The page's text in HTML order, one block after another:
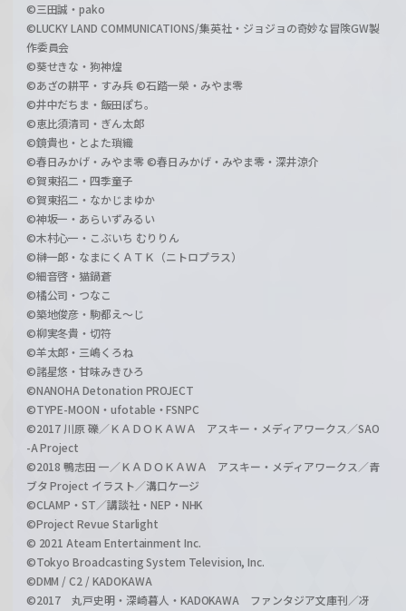
©三田誠・pako
©LUCKY LAND COMMUNICATIONS/集英社・ジョジョの奇妙な冒険GW製
作委員会
©葵せきな・狗神煌
©あざの耕平・すみ兵 ©石踏一榮・みやま零
©井中だちま・飯田ぽち。
©恵比須清司・ぎん太郎
©鏡貴也・とよた瑣織
©春日みかげ・みやま零 ©春日みかげ・みやま零・深井涼介
©賀東招二・四季童子
©賀東招二・なかじまゆか
©神坂一・あらいずみるい
©木村心一・こぶいち むりりん
©榊一郎・なまにくＡＴＫ（ニトロプラス）
©細音啓・猫鍋蒼
©橘公司・つなこ
©築地俊彦・駒都え～じ
©柳実冬貴・切符
©羊太郎・三嶋くろね
©諸星悠・甘味みきひろ
©NANOHA Detonation PROJECT
©TYPE-MOON・ufotable・FSNPC
©2017 川原 礫／ＫＡＤＯＫＡＷＡ アスキー・メディアワークス／SAO
-A Project
©2018 鴨志田 一／ＫＡＤＯＫＡＷＡ アスキー・メディアワークス／青
ブタ Project イラスト／溝口ケージ
©CLAMP・ST／講談社・NEP・NHK
©Project Revue Starlight
© 2021 Ateam Entertainment Inc.
©Tokyo Broadcasting System Television, Inc.
©DMM / C2 / KADOKAWA
©2017 丸戸史明・深崎暮人・KADOKAWA ファンタジア文庫刊／冴